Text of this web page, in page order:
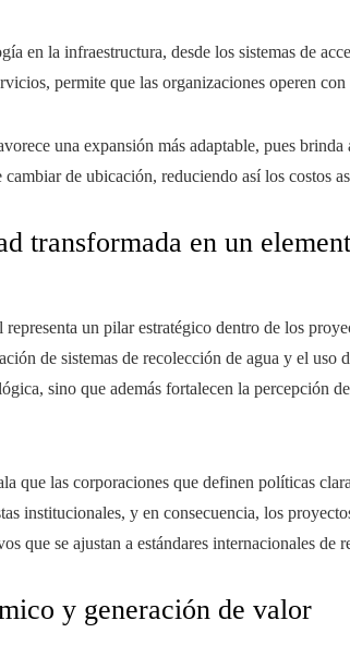
en la infraestructura, desde los sistemas de
permite que las organizaciones operen
una expansión más adaptable, pues
cambiar de ubicación, reduciendo así los costos
transformada en un
un pilar estratégico dentro de los
de sistemas de recolección de agua y el uso
sino que además fortalecen la percepción
que las corporaciones que definen políticas
institucionales, y en consecuencia, los
que se ajustan a estándares internacionales de
y generación de valor